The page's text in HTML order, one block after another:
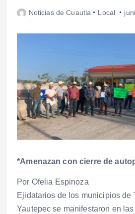
Noticias de Cuautla Local
*Amenazan con cierre de
Por Ofelia Espinoza
Ejidatarios de los municipios de
Yautepec se manifestaron en